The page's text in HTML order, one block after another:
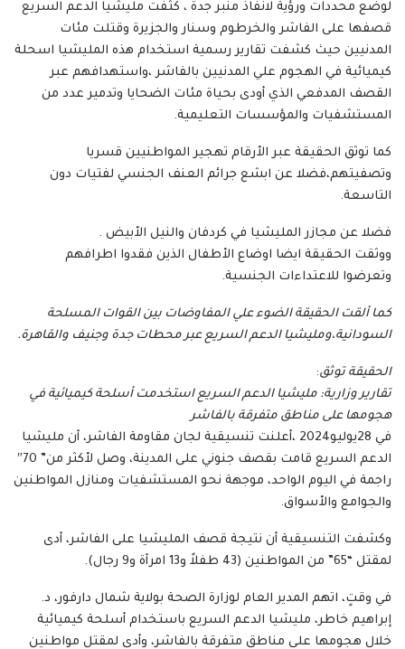
لوضع محددات ورؤية لانفاذ منبر جدة ، كثفت مليشيا الدعم السريع
قصفها على الفاشر والخرطوم وسنار والجزيرة وقتلت مئات
المدنيين حيث كشفت تقارير رسمية استخدام هذه المليشيا اسحلة
كيميائية في الهجوم علي المدنيين بالفاشر ،واستهدافهم عبر
القصف المدفعي الذي أودى بحياة مئات الضحايا وتدمير عدد من
المستشفيات والمؤسسات التعليمية.
كما توثق الحقيقة عبر الأرقام تهجير المواطنيين قسريا
وتصفيتهم،فضلا عن ابشع جرائم العنف الجنسي لفتيات دون
التاسعة.
فضلا عن مجازر المليشيا في كردفان والنيل الأبيض .
ووثقت الحقيقة ايضا اوضاع الأطفال الذين فقدوا اطرافهم
وتعرضوا للاعتداءات الجنسية.
كما ألقت الحقيقة الضوء علي المفاوضات بين القوات المسلحة
السودانية،ومليشيا الدعم السريع عبر محطات جدة وجنيف والقاهرة.
الحقيقة توثق:
تقارير وزارية: مليشيا الدعم السريع استخدمت أسلحة كيميائية في
هجومها على مناطق متفرقة بالفاشر
في 28يوليو2024 ،أعلنت تنسيقية لجان مقاومة الفاشر، أن مليشيا
الدعم السريع قامت بقصف جنوني على المدينة، وصل لأكثر من” 70″
راجمة في اليوم الواحد، موجهة نحو المستشفيات ومنازل المواطنين
والجوامع والأسواق.
وكشفت التنسيقية أن نتيجة قصف المليشيا على الفاشر، أدى
لمقتل “65” من المواطنين (43 طفلاً و13 امرأة و9 رجال).
في وقتٍ، اتهم المدير العام لوزارة الصحة بولاية شمال دارفور، د.
إبراهيم خاطر، مليشيا الدعم السريع باستخدام أسلحة كيميائية
خلال هجومها على مناطق متفرقة بالفاشر، وأدى لمقتل مواطنين